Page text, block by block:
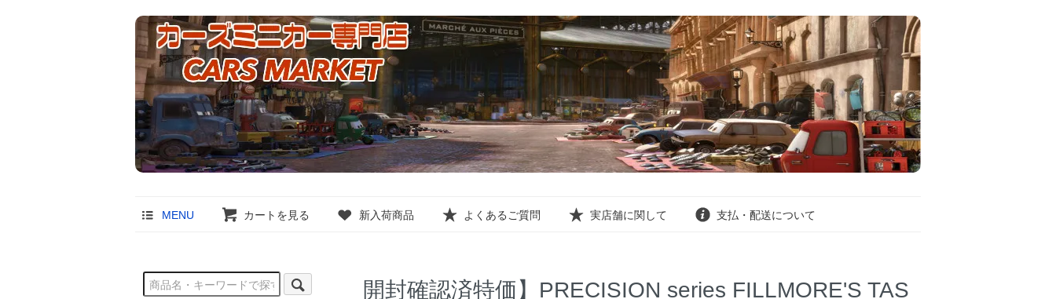
MENU カートを見る 新入荷商品 よくあるご質問 実店舗に関して 支払・配送について
開封確認済特価】PRECISION series FILLMORE'S TAS